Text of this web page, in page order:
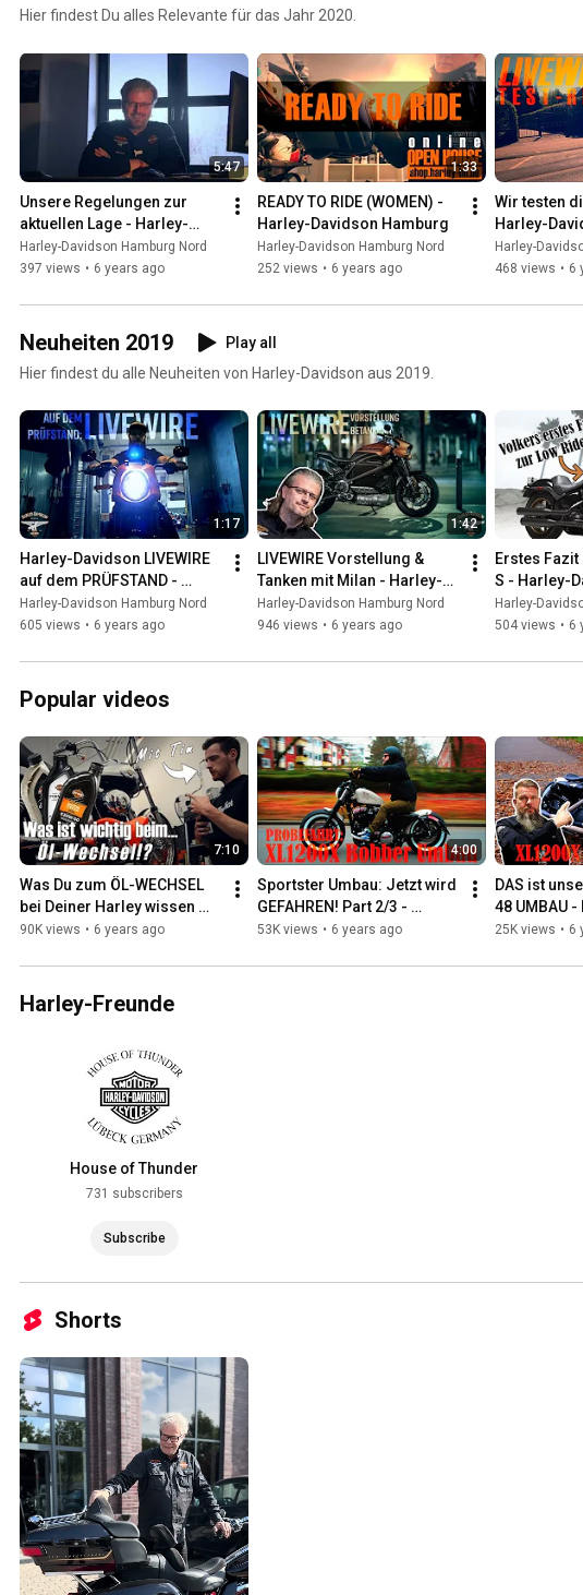
Hier findest Du alles Relevante für das Jahr 2020.
5:47
Unsere Regelungen zur
aktuellen Lage - Harley-
Davidson Hamburg Nord
Harley-Davidson Hamburg Nord
397 views • 6 years ago
1:33
READY TO RIDE (WOMEN) -
Harley-Davidson Hamburg
Harley-Davidson Hamburg Nord
252 views • 6 years ago
Wir testen
Harley-
Nord
Harley-
468 views • 6
Neuheiten 2019
Play all
Hier findest du alle Neuheiten von Harley-Davidson aus 2019.
1:17
Harley-Davidson LIVEWIRE
auf dem PRÜFSTAND -
Harley-Davidson Hamburg
Nord
Harley-Davidson Hamburg Nord
605 views • 6 years ago
1:42
LIVEWIRE Vorstellung &
Tanken mit Milan - Harley-
Davidson Hamburg Nord
Harley-Davidson Hamburg Nord
946 views • 6 years ago
Erstes Fazit
S - Harley-
Hamburg
Harley-
504 views • 6
Popular videos
7:10
Was Du zum ÖL-WECHSEL
bei Deiner Harley wissen
musst - Harley-Davidson
90K views • 6 years ago
4:00
Sportster Umbau: Jetzt wird
GEFAHREN! Part 2/3 -
Harley-Davidson Hamburg
53K views • 6 years ago
DAS ist
48 UMBAU
Davidson
25K views • 6
Harley-Freunde
House of Thunder
731 subscribers
Subscribe
Shorts